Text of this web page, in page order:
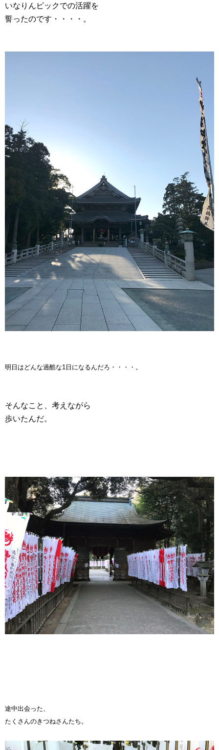
いなりんピックでの活躍を
誓ったのです・・・・。
明日はどんな過酷な1日になるんだろ・・・・。
そんなこと、考えながら
歩いたんだ。
途中出会った、
たくさんのきつねさんたち。